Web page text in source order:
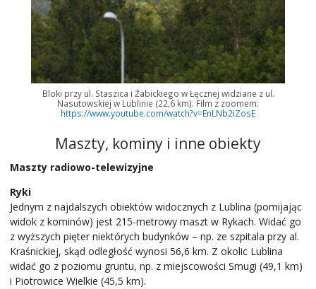
Bloki przy ul. Staszica i Żabickiego w Łęcznej widziane z ul.
Nasutowskiej w Lublinie (22,6 km). Film z zoomem:
https://www.youtube.com/watch?v=EnLNb2iZosE
Maszty, kominy i inne obiekty
Maszty radiowo-telewizyjne
Ryki
Jednym z najdalszych obiektów widocznych z Lublina (pomijając
widok z kominów) jest 215-metrowy maszt w Rykach. Widać go
z wyższych pięter niektórych budynków – np. ze szpitala przy al.
Kraśnickiej, skąd odległość wynosi 56,6 km. Z okolic Lublina
widać go z poziomu gruntu, np. z miejscowości Smugi (49,1 km)
i Piotrowice Wielkie (45,5 km).